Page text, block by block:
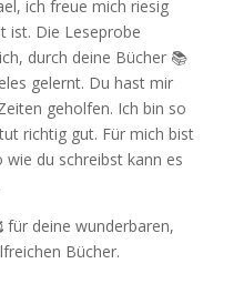
ich freue mich riesig
ist. Die Leseprobe
durch deine Bücher 📚
gelernt. Du hast mir
geholfen. Ich bin so
richtig gut. Für mich bist
du schreibst kann es
für deine wunderbaren,
Bücher.